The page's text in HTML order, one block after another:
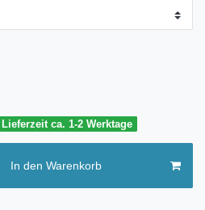
ca. 1-2 Werktage
In den Warenkorb